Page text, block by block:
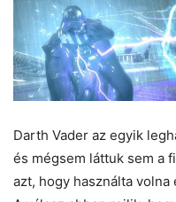
Darth Vader az egyik
és mégsem láttuk sem a
azt, hogy használta